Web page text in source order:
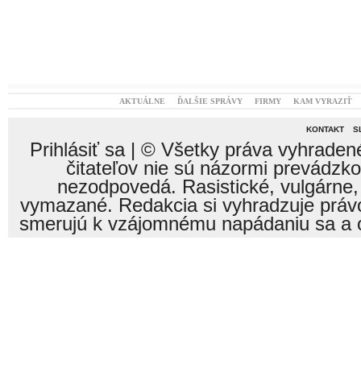
AKTUÁLNE ĎALŠIE SPRÁVY FIRMY KAM VYRAZIŤ
KONTAKT
Prihlásiť sa| © Všetky práva
čitateľov nie sú názormi
nezodpovedá. Rasistické,
vymazané. Redakcia si vyhradzuje
smerujú k vzájomnému napádaniu sa